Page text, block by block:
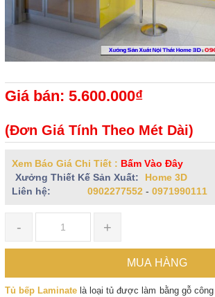
Giá bán: 5.600.000₫
(Đơn Giá Tính Theo Mét Dài)
Xem Báo Giá Chi Tiết : Bấm Vào Đây
Xưởng Thiết Kế Sản Xuất:
Home 3D
Liên hệ:
0902277552 - 0971990111
- +
MUA HÀNG
Tủ bếp Laminate là loại tủ được làm bằng gỗ